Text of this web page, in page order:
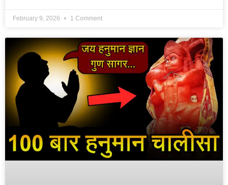
February 9, 2026 1 Comment